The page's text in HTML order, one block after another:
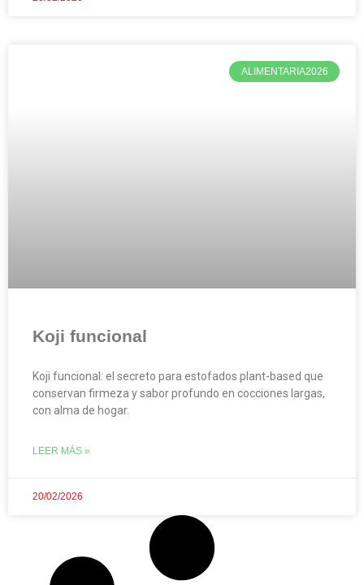
ALIMENTARIA2026
Koji funcional
Koji funcional: el secreto para estofados plant-based que
conservan firmeza y sabor profundo en cocciones largas,
con alma de hogar.
LEER MÁS »
20/02/2026